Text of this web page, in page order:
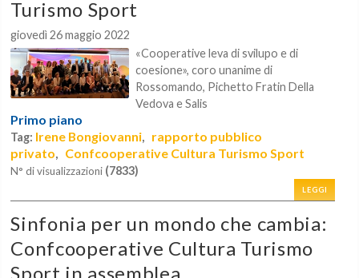
Turismo Sport
giovedì 26 maggio 2022
«Cooperative leva di svilupo e di
coesione», coro unanime di
Rossomando, Pichetto Fratin Della
Vedova e Salis
Primo piano
Tag: Irene Bongiovanni, rapporto pubblico
privato, Confcooperative Cultura Turismo Sport
N° di visualizzazioni (7833)
LEGGI
Sinfonia per un mondo che cambia:
Confcooperative Cultura Turismo
Sport in assemblea